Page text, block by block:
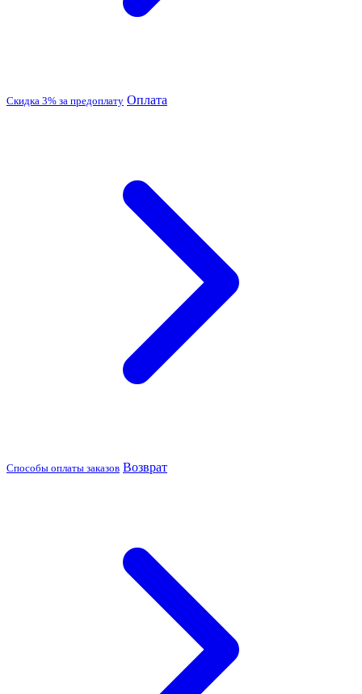
Скидка 3% за предоплату Оплата
Способы оплаты заказов Возврат